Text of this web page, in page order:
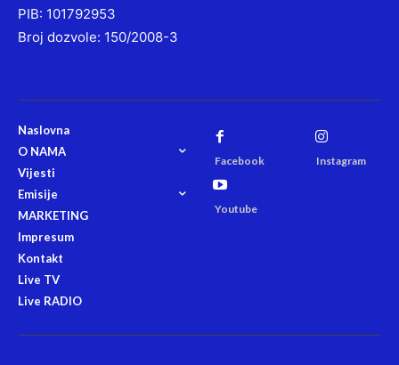
PIB: 101792953
Broj dozvole: 150/2008-3
Naslovna
O NAMA
Vijesti
Emisije
MARKETING
Impresum
Kontakt
Live TV
Live RADIO
Facebook Instagram
Youtube